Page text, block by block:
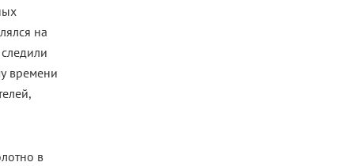
на
времени
в